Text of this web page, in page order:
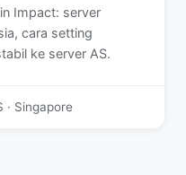
Impact: server
cara setting
ke server AS.
· Singapore